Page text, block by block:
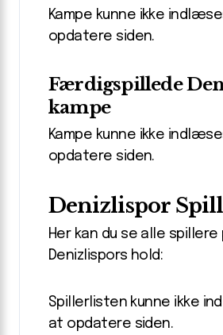
Kampe kunne ikke
opdatere siden.
Færdigspillede
kampe
Kampe kunne ikke
opdatere siden.
Denizlispor
Her kan du se alle spillere
Denizlispors hold:
Spillerlisten kunne ikke
at opdatere siden.